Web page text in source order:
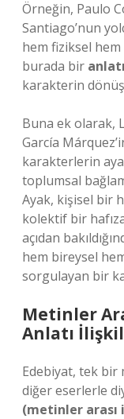
Örneğin, Paulo
Santiago’nun
hem fiziksel
burada bir
karakterin
Buna ek olarak,
García
karakterlerin
toplumsal
Ayak, kişisel bir
kolektif bir
açıdan
hem bireysel
sorgulayan bir
Metinler
Anlatı
Edebiyat, tek bir
diğer eserlerle
(metinler arası